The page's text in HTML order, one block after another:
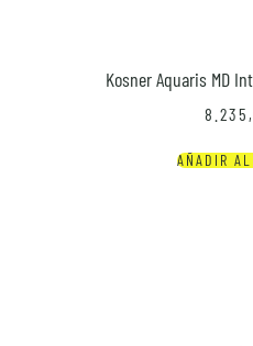
Kosner Aquaris MD
AÑADIR